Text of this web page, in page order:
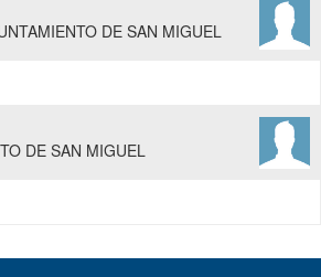
DE SAN MIGUEL
DE SAN MIGUEL